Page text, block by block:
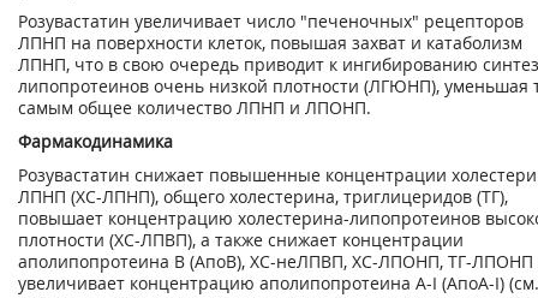
Розувастатин увеличивает число "печеночных" рецепторов
ЛПНП на поверхности клеток, повышая захват и катаболизм
ЛПНП, что в свою очередь приводит к ингибированию
липопротеинов очень низкой плотности (ЛГЮНП), уменьшая
самым общее количество ЛПНП и ЛПОНП.
Фармакодинамика
Розувастатин снижает повышенные концентрации
ЛПНП (ХС-ЛПНП), общего холестерина, триглицеридов (ТГ),
повышает концентрацию холестерина-липопротеинов
плотности (ХС-ЛПВП), а также снижает концентрации
аполипопротеина В (АпоВ), ХС-неЛПВП, ХС-ЛПОНП, ТГ-ЛПОНП
увеличивает концентрацию аполипопротеина A-I (АпоА-I) (см.